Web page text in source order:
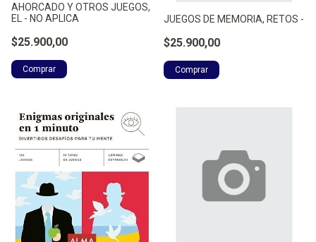
AHORCADO Y OTROS JUEGOS,
EL - NO APLICA
$25.900,00
JUEGOS DE MEMORIA, RETOS -
$25.900,00